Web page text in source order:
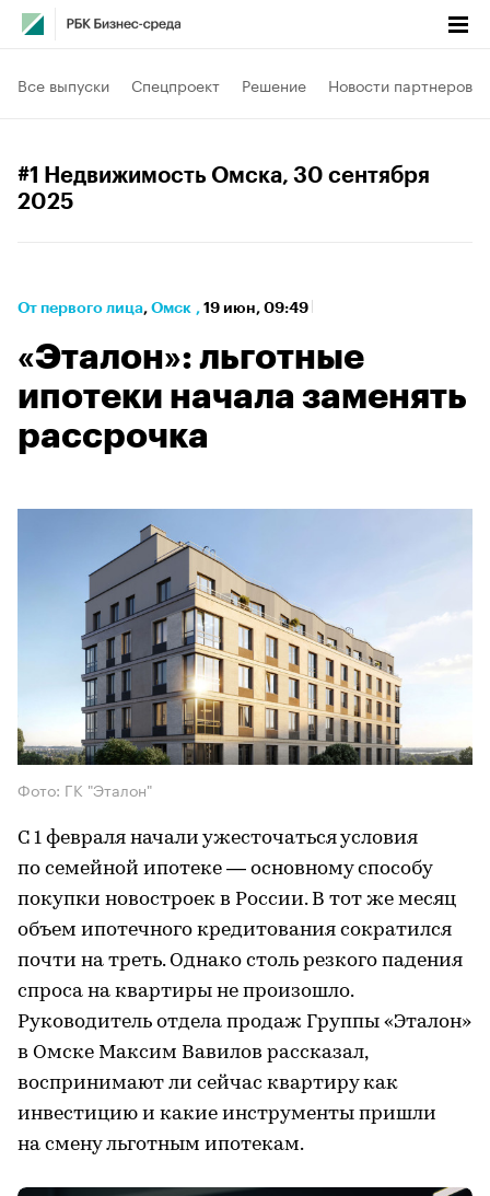
Все выпуски Спецпроект Решение Новости партнеров
#1 Недвижимость Омска, 30 сентября
2025
От первого лица⁠, Омск , 19 июн, 09:49
«Эталон»: льготные
ипотеки начала заменять
рассрочка
Фото: ГК "Эталон"
С 1 февраля начали ужесточаться условия
по семейной ипотеке — основному способу
покупки новостроек в России. В тот же месяц
объем ипотечного кредитования сократился
почти на треть. Однако столь резкого падения
спроса на квартиры не произошло.
Руководитель отдела продаж Группы «Эталон»
в Омске Максим Вавилов рассказал,
воспринимают ли сейчас квартиру как
инвестицию и какие инструменты пришли
на смену льготным ипотекам.